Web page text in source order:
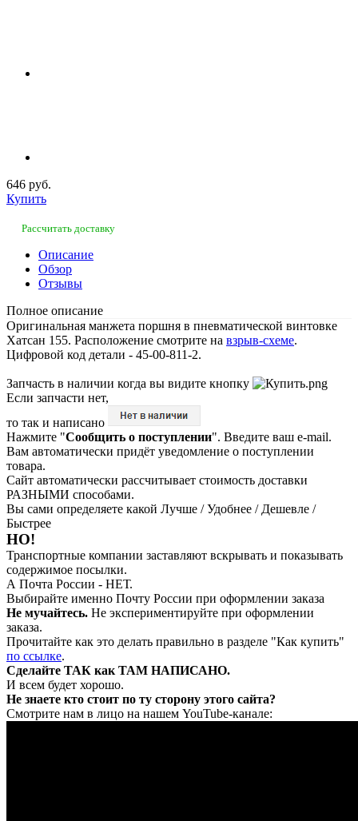
646 руб.
Купить
Рассчитать доставку
Описание
Обзор
Отзывы
Полное описание
Оригинальная манжета поршня в пневматической винтовке
Хатсан 155. Расположение смотрите на взрыв-схеме.
Цифровой код детали - 45-00-811-2.
Запчасть в наличии когда вы видите кнопку
Если запчасти нет,
то так и написано
Нажмите "Сообщить о поступлении". Введите ваш e-mail.
Вам автоматически придёт уведомление о поступлении
товара.
Сайт автоматически рассчитывает стоимость доставки
РАЗНЫМИ способами.
Вы сами определяете какой Лучше / Удобнее / Дешевле /
Быстрее
НО!
Транспортные компании заставляют вскрывать и показывать
содержимое посылки.
А Почта России - НЕТ.
Выбирайте именно Почту России при оформлении заказа
Не мучайтесь. Не экспериментируйте при оформлении
заказа.
Прочитайте как это делать правильно в разделе "Как купить"
по ссылке.
Сделайте ТАК как ТАМ НАПИСАНО.
И всем будет хорошо.
Не знаете кто стоит по ту сторону этого сайта?
Смотрите нам в лицо на нашем YouTube-канале: